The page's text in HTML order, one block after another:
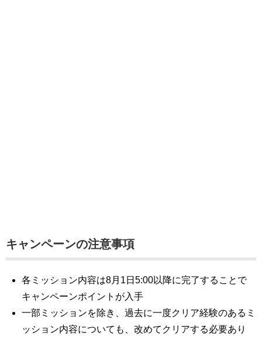
キャンペーンの注意事項
各ミッション内容は8月1日5:00以降に完了することで
キャンペーンポイントが入手
一部ミッションを除き、過去に一度クリア経験のあるミ
ッション内容についても、改めてクリアする必要あり